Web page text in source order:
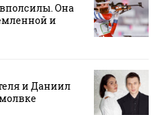
Она
и
и Даниил